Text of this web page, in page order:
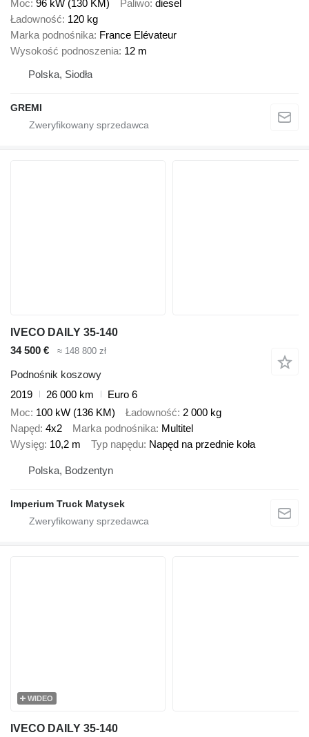
Moc 96 kW (130 KM) Paliwo diesel
Ładowność 120 kg
Marka podnośnika France Elévateur
Wysokość podnoszenia 12 m
Polska, Siodła
GREMI
IVECO DAILY 35-140
34 500 €
≈ 148 800 zł
Podnośnik koszowy
2019
26 000 km
Euro 6
Moc 100 kW (136 KM) Ładowność 2 000 kg
Napęd 4x2 Marka podnośnika Multitel
Wysięg 10,2 m Typ napędu Napęd na przednie koła
Polska, Bodzentyn
Imperium Truck Matysek
WIDEO
IVECO DAILY 35-140